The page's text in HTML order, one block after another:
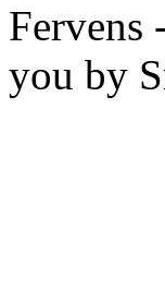
Fervens
you by